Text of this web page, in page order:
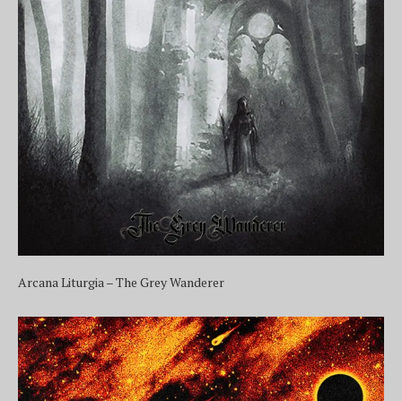
Arcana Liturgia – The Grey Wanderer